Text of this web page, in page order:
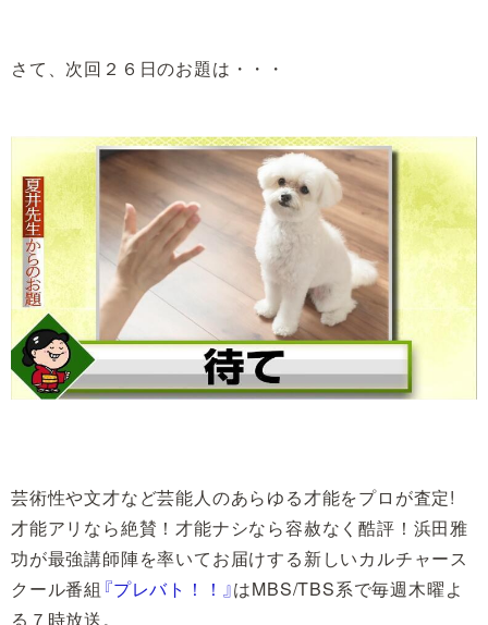
さて、次回２６日のお題は・・・
芸術性や文才など芸能人のあらゆる才能をプロが査定!
才能アリなら絶賛！才能ナシなら容赦なく酷評！浜田雅
功が最強講師陣を率いてお届けする新しいカルチャース
クール番組 『プレバト！！』はMBS/TBS系で毎週木曜よ
る７時放送。